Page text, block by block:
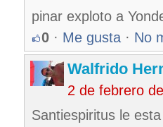
pinar exploto a
0 · Me gusta · No
Walfrido
2 de febrero
Santiespiritus le